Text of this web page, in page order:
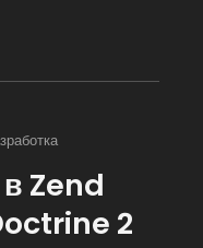
Zend
2